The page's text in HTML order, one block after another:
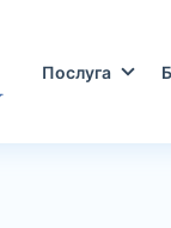
Послуга